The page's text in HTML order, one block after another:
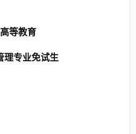
等教育
理专业免试生